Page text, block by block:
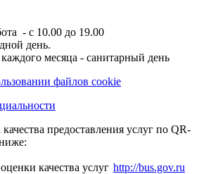
- с 10.00 до 19.00
день.
месяца - санитарный день
файлов cookie
предоставления услуг по QR-
http://bus.gov.ru